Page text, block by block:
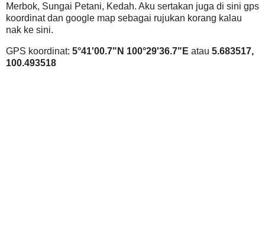
Merbok, Sungai Petani, Kedah. Aku sertakan juga di sini gps
koordinat dan google map sebagai rujukan korang kalau
nak ke sini.
GPS koordinat: 5°41'00.7"N 100°29'36.7"E atau 5.683517,
100.493518